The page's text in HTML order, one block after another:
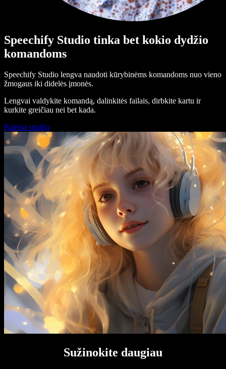
Speechify Studio tinka bet kokio dydžio
komandoms
Speechify Studio lengva naudoti kūrybinėms komandoms nuo vieno
žmogaus iki didelės įmonės.
Lengvai valdykite komandą, dalinkitės failais, dirbkite kartu ir
kurkite greičiau nei bet kada.
Paleisti studiją
Sužinokite daugiau